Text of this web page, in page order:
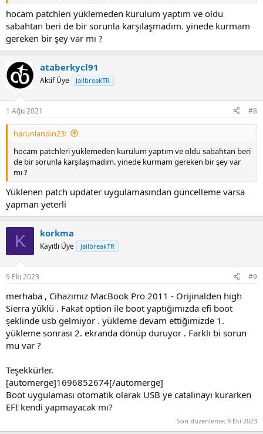
hocam patchleri yüklemeden kurulum yaptım ve oldu
sabahtan beri de bir sorunla karşılaşmadım. yinede kurmam
gereken bir şey var mı ?
ataberkycl91
Aktif Üye JailbreakTR
1 Ağu 2021 #8
harunlandin23:
hocam patchleri yüklemeden kurulum yaptım ve oldu sabahtan beri
de bir sorunla karşılaşmadım. yinede kurmam gereken bir şey var
mı ?
Yüklenen patch updater uygulamasından güncelleme varsa
yapman yeterli
K korkma
Kayıtlı Üye JailbreakTR
9 Eki 2023 #9
merhaba , Cihazımız MacBook Pro 2011 - Orijinalden high
Sierra yüklü . Fakat option ile boot yaptığımızda efi boot
şeklinde usb gelmiyor . yükleme devam ettiğimizde 1.
yükleme sonrası 2. ekranda dönüp duruyor . Farklı bi sorun
mu var ?
Teşekkürler.
[automerge]1696852674[/automerge]
Boot uygulaması otomatik olarak USB ye catalinayı kurarken
EFI kendi yapmayacak mı?
Son düzenleme: 9 Eki 2023